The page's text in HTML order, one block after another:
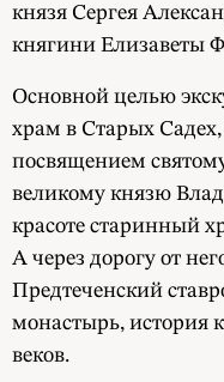
князя Сергея
княгини Елизаветы
Основной целью
храм в Старых
посвящением
великому князю
красоте старинный
А через дорогу от
Предтеченский
монастырь, история
веков.